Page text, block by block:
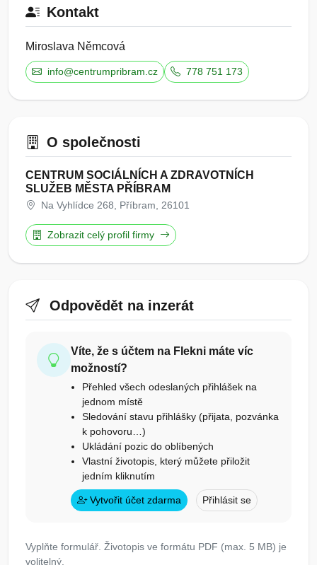
Kontakt
Miroslava Němcová
info@centrumpribram.cz 778 751 173
O společnosti
CENTRUM SOCIÁLNÍCH A ZDRAVOTNÍCH
SLUŽEB MĚSTA PŘÍBRAM
Na Vyhlídce 268, Příbram, 26101
Zobrazit celý profil firmy
Odpovědět na inzerát
Víte, že s účtem na Flekni máte víc
možností?
Přehled všech odeslaných přihlášek na
jednom místě
Sledování stavu přihlášky (přijata, pozvánka
k pohovoru…)
Ukládání pozic do oblíbených
Vlastní životopis, který můžete přiložit
jedním kliknutím
Vytvořit účet zdarma Přihlásit se
Vyplňte formulář. Životopis ve formátu PDF (max. 5 MB) je
volitelný.